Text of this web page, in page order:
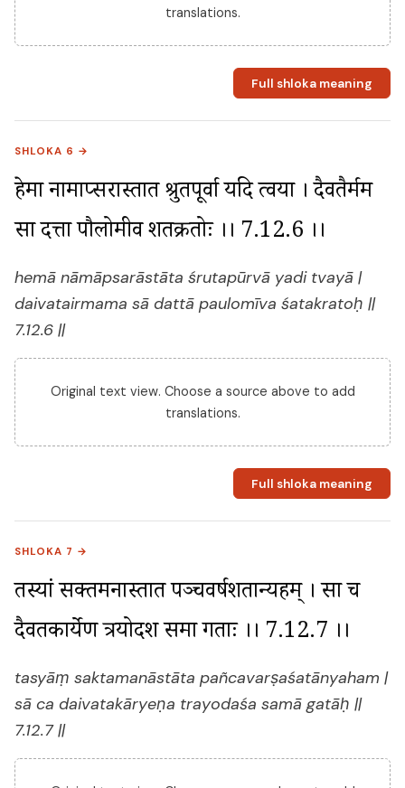
translations.
Full shloka meaning
SHLOKA 6 →
हेमा नामाप्सरास्तात श्रुतपूर्वा यदि त्वया । दैवतैर्मम
सा दत्ता पौलोमीव शतक्रतोः ।। 7.12.6 ।।
hemā nāmāpsarāstāta śrutapūrvā yadi tvayā |
daivatairmama sā dattā paulomīva śatakratoḥ ||
7.12.6 ||
Original text view. Choose a source above to add
translations.
Full shloka meaning
SHLOKA 7 →
तस्यां सक्तमनास्तात पञ्चवर्षशतान्यहम् । सा च
दैवतकार्येण त्रयोदश समा गताः ।। 7.12.7 ।।
tasyāṃ saktamanāstāta pañcavarṣaśatānyaham |
sā ca daivatakāryeṇa trayodaśa samā gatāḥ ||
7.12.7 ||